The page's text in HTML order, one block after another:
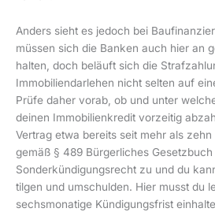
Anders sieht es jedoch bei
müssen sich die Banken auch hier an
halten, doch beläuft sich die
Immobiliendarlehen nicht selten auf
Prüfe daher vorab, ob und unter
deinen Immobilienkredit vorzeitig
Vertrag etwa bereits seit mehr als
gemäß § 489 Bürgerliches Gesetzbuch
Sonderkündigungsrecht zu und du
tilgen und umschulden. Hier musst du
sechsmonatige Kündigungsfrist